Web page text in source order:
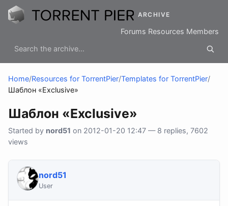
ARCHIVE
Forums Resources Members
Home/Resources for TorrentPier/Templates for TorrentPier/
Шаблон «Exclusive»
Шаблон «Exclusive»
Started by nord51 on 2012-01-20 12:47 — 8 replies, 7602
views
nord51
User